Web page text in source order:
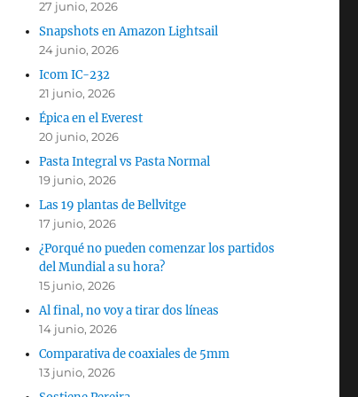
27 junio, 2026
Snapshots en Amazon Lightsail
24 junio, 2026
Icom IC-232
21 junio, 2026
Épica en el Everest
20 junio, 2026
Pasta Integral vs Pasta Normal
19 junio, 2026
Las 19 plantas de Bellvitge
17 junio, 2026
¿Porqué no pueden comenzar los partidos
del Mundial a su hora?
15 junio, 2026
Al final, no voy a tirar dos líneas
14 junio, 2026
Comparativa de coaxiales de 5mm
13 junio, 2026